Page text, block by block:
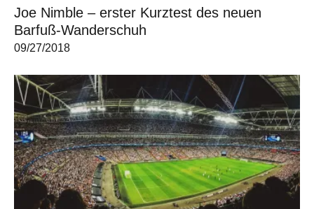
Joe Nimble – erster Kurztest des neuen
Barfuß-Wanderschuh
09/27/2018